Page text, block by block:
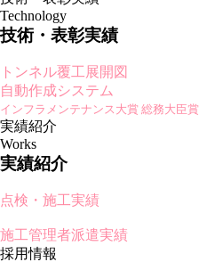
Technology
技術・表彰実績
トンネル覆工展開図
自動作成システム
インフラメンテナンス大賞 総務大臣賞
実績紹介
Works
実績紹介
点検・施工実績
施工管理者派遣実績
採用情報